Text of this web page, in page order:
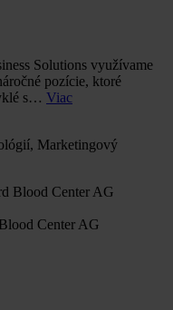
Solutions využívame
pozície, ktoré
s… Viac
Marketingový
Center AG